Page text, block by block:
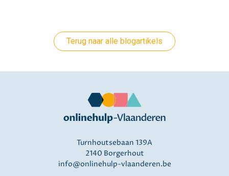
Terug naar alle blogartikels
Turnhoutsebaan 139A
2140 Borgerhout
info@onlinehulp-vlaanderen.be